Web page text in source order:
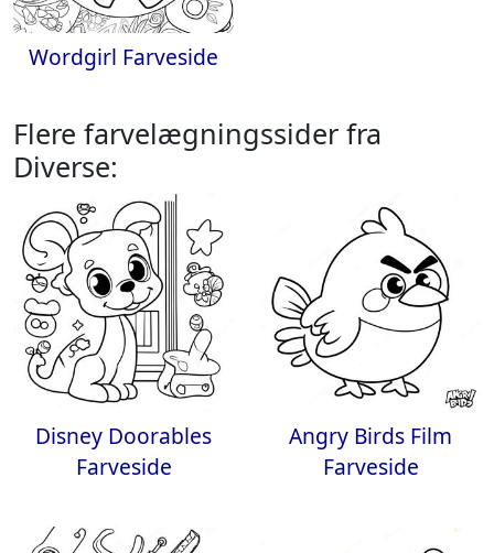
Wordgirl Farveside
Flere farvelægningssider fra
Diverse:
Disney Doorables
Farveside
Angry Birds Film
Farveside